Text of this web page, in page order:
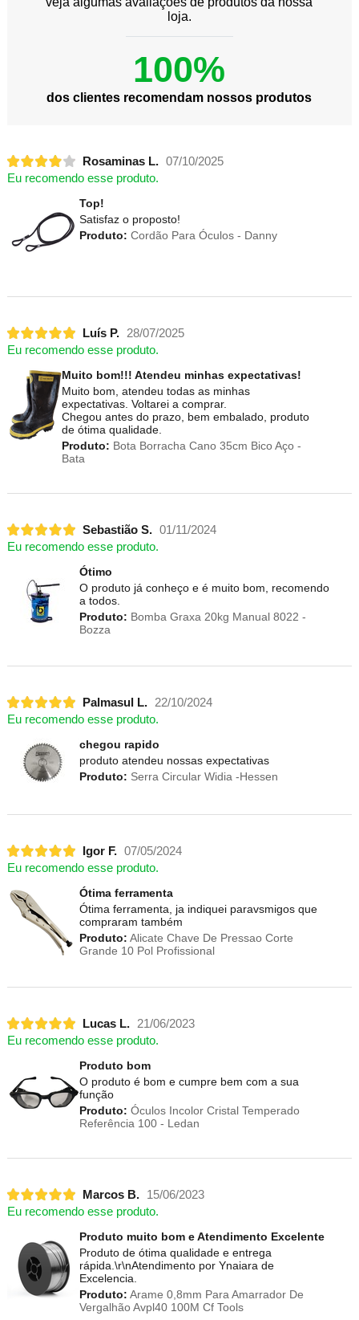
loja.
100%
dos clientes recomendam nossos produtos
Rosaminas L. 07/10/2025
Eu recomendo esse produto.
Top!
Satisfaz o proposto!
Produto: Cordão Para Óculos - Danny
Luís P.
28/07/2025
Eu recomendo esse produto.
Muito bom!!! Atendeu minhas expectativas!
Muito bom, atendeu todas as minhas
expectativas. Voltarei a comprar.
Chegou antes do prazo, bem embalado, produto
de ótima qualidade.
Produto: Bota Borracha Cano 35cm Bico Aço -
Bata
Sebastião S. 01/11/2024
Eu recomendo esse produto.
Ótimo
O produto já conheço e é muito bom, recomendo
a todos.
Produto: Bomba Graxa 20kg Manual 8022 -
Bozza
Palmasul L.
22/10/2024
Eu recomendo esse produto.
chegou rapido
produto atendeu nossas expectativas
Produto: Serra Circular Widia -Hessen
Igor F. 07/05/2024
Eu recomendo esse produto.
Ótima ferramenta
Ótima ferramenta, ja indiquei paravsmigos que
compraram também
Produto: Alicate Chave De Pressao Corte
Grande 10 Pol Profissional
Lucas L.
21/06/2023
Eu recomendo esse produto.
Produto bom
O produto é bom e cumpre bem com a sua
função
Produto: Óculos Incolor Cristal Temperado
Referência 100 - Ledan
Marcos B.
15/06/2023
Eu recomendo esse produto.
Produto muito bom e Atendimento Excelente
Produto de ótima qualidade e entrega
rápida.\r\nAtendimento por Ynaiara de
Excelencia.
Produto: Arame 0,8mm Para Amarrador De
Vergalhão Avpl40 100M Cf Tools